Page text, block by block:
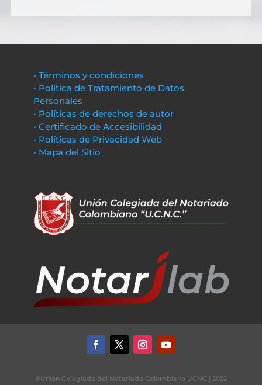
• Términos y condiciones
• Política de Tratamiento de Datos
Personales
• Políticas de derechos de autor
• Certificado de Accesibilidad
• Políticas de Privacidad Web
• Mapa del Sitio
©Unión Colegiada del Notariado Colombiano UCNC | 2022